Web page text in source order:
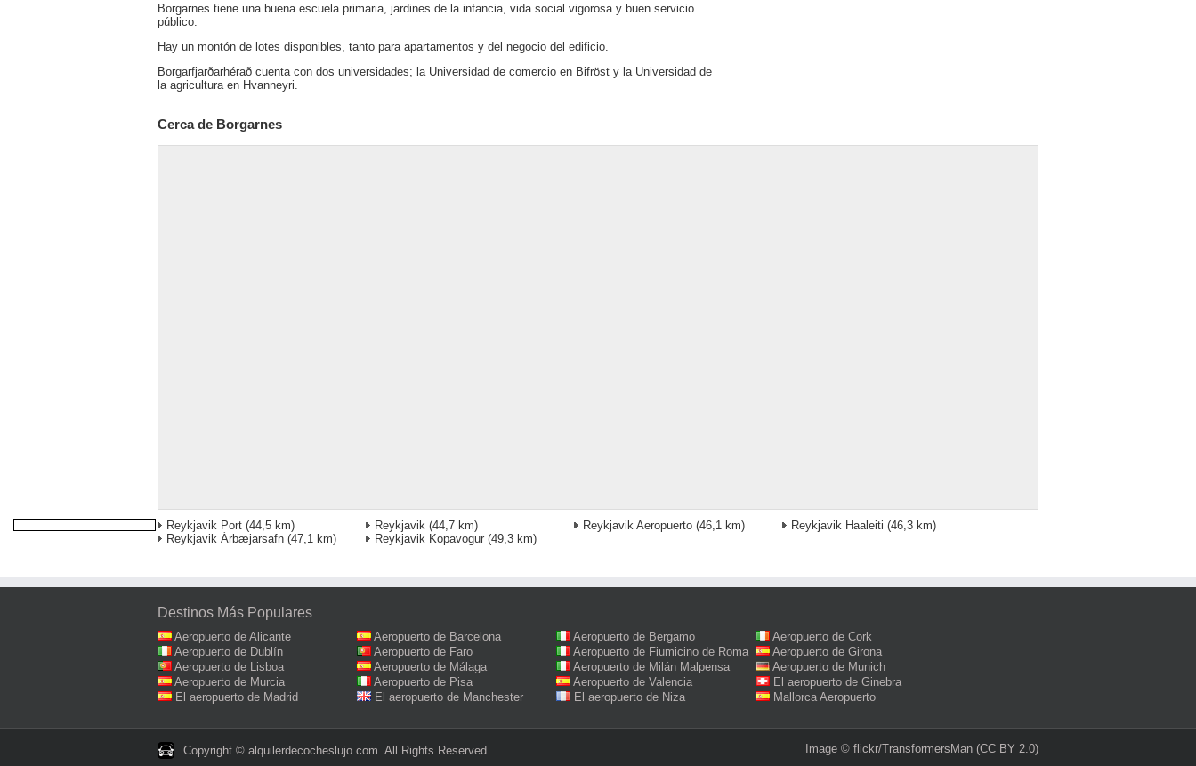
Borgarnes tiene una buena escuela primaria, jardines de la infancia, vida social vigorosa y buen servicio
público.
Hay un montón de lotes disponibles, tanto para apartamentos y del negocio del edificio.
Borgarfjarðarhérað cuenta con dos universidades; la Universidad de comercio en Bifröst y la Universidad de
la agricultura en Hvanneyri.
Cerca de Borgarnes
Reykjavik Port (44,5 km) Reykjavik (44,7 km) Reykjavik Aeropuerto (46,1 km) Reykjavik Haaleiti (46,3 km)
Reykjavik Árbæjarsafn (47,1 km) Reykjavik Kopavogur (49,3 km)
Destinos Más Populares
Aeropuerto de Alicante Aeropuerto de Barcelona Aeropuerto de Bergamo
Aeropuerto de Cork
Aeropuerto de Dublín
Aeropuerto de Faro Aeropuerto de Fiumicino de Roma
Aeropuerto de Girona
Aeropuerto de Lisboa
Aeropuerto de Málaga Aeropuerto de Milán Malpensa
Aeropuerto de Munich
Aeropuerto de Murcia
Aeropuerto de Pisa Aeropuerto de Valencia
El aeropuerto de Ginebra
El aeropuerto de Madrid
El aeropuerto de Manchester El aeropuerto de Niza Mallorca Aeropuerto
Copyright © alquilerdecocheslujo.com. All Rights Reserved.‎ Image © flickr/TransformersMan (CC BY 2.0)‎